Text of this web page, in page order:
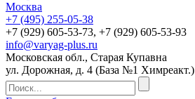
Москва
+7 (495) 255-05-38
+7 (929) 605-53-73, +7 (929) 605-53-93
info@varyag-plus.ru
Московская обл., Старая Купавна
ул. Дорожная, д. 4 (База №1 Химреакт.)